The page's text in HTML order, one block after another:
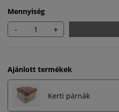
Mennyiség
- +
Ajánlott termékek
Kerti párnák